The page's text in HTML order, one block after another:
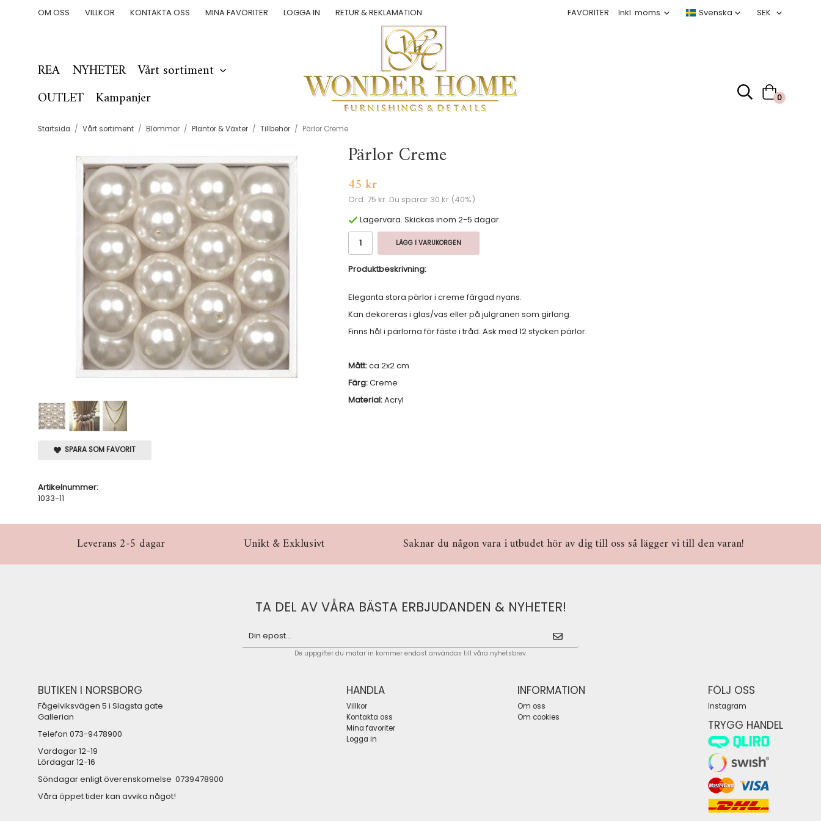
OM OSS VILLKOR KONTAKTA OSS MINA FAVORITER LOGGA IN RETUR & REKLAMATION FAVORITER
REA NYHETER Vårt sortiment
OUTLET Kampanjer 0
Startsida / Vårt sortiment / Blommor / Plantor & Växter / Tillbehör / Pärlor Creme
Pärlor Creme
45 kr
Ord. 75 kr. Du sparar 30 kr (40%)
Lagervara. Skickas inom 2-5 dagar.
LÄGG I VARUKORGEN
Produktbeskrivning:
Eleganta stora pärlor i creme färgad nyans.
Kan dekoreras i glas/vas eller på julgranen som girlang.
Finns hål i pärlorna för fäste i tråd. Ask med 12 stycken pärlor.
Mått:ca 2x2 cm
Färg:Creme
Material:Acryl
SPARA SOM FAVORIT
Artikelnummer:
1033-11
Leverans 2-5 dagar Unikt & Exklusivt Saknar du någon vara i utbudet hör av dig till oss så lägger vi till den varan!
TA DEL AV VÅRA BÄSTA ERBJUDANDEN & NYHETER!
De uppgifter du matar in kommer endast användas till våra nyhetsbrev.
BUTIKEN I NORSBORG
Fågelviksvägen 5 i Slagsta gate
Gallerian
Telefon 073-9478900
Vardagar 12-19
Lördagar 12-16
Söndagar enligt överenskomelse 0739478900
Våra öppet tider kan avvika något!
HANDLA
Villkor
Kontakta oss
Mina favoriter
Logga in
INFORMATION
Om oss
Om cookies
FÖLJ OSS
Instagram
TRYGG HANDEL